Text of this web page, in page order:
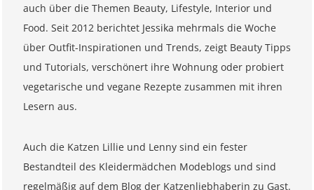
auch über die Themen Beauty, Lifestyle, Interior und
Food. Seit 2012 berichtet Jessika mehrmals die Woche
über Outfit-Inspirationen und Trends, zeigt Beauty Tipps
und Tutorials, verschönert ihre Wohnung oder probiert
vegetarische und vegane Rezepte zusammen mit ihren
Lesern aus.
Auch die Katzen Lillie und Lenny sind ein fester
Bestandteil des Kleidermädchen Modeblogs und sind
regelmäßig auf dem Blog der Katzenliebhaberin zu Gast.